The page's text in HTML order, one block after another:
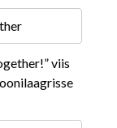
viis